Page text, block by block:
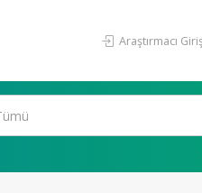
Araştırmacı